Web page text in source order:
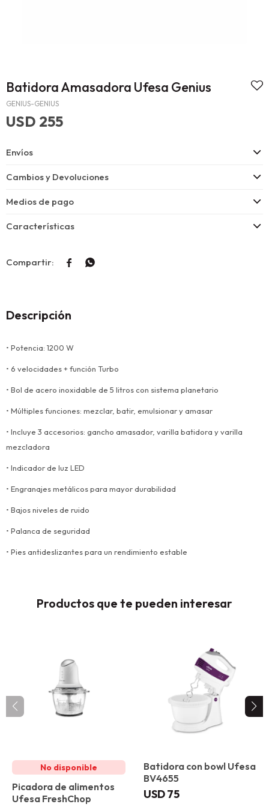
Batidora Amasadora Ufesa Genius
GENIUS-GENIUS
USD 255
Envíos
Cambios y Devoluciones
Medios de pago
Características
 
Descripción
• Potencia: 1200 W
• 6 velocidades + función Turbo
• Bol de acero inoxidable de 5 litros con sistema planetario
• Múltiples funciones: mezclar, batir, emulsionar y amasar
• Incluye 3 accesorios: gancho amasador, varilla batidora y varilla
mezcladora
• Indicador de luz LED
• Engranajes metálicos para mayor durabilidad
• Bajos niveles de ruido
• Palanca de seguridad
• Pies antideslizantes para un rendimiento estable
Productos que te pueden interesar
Picadora de alimentos
Ufesa FreshChop
Batidora con bowl Ufesa
BV4655
USD75